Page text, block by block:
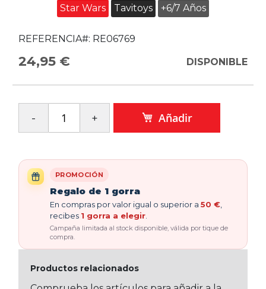
Star Wars Tavitoys +6/7 Años
REFERENCIA#: RE06769
24,95 € DISPONIBLE
Añadir
PROMOCIÓN
Regalo de 1 gorra
En compras por valor igual o superior a 50 €
recibes 1 gorra a elegir
Campaña limitada al stock disponible, válida por tique de
compra.
Productos relacionados